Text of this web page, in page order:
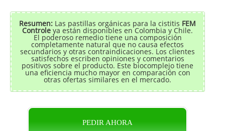
Resumen: Las pastillas orgánicas para la cistitis FEM
Controle ya están disponibles en Colombia y Chile.
El poderoso remedio tiene una composición
completamente natural que no causa efectos
secundarios y otras contraindicaciones. Los clientes
satisfechos escriben opiniones y comentarios
positivos sobre el producto. Este biocomplejo tiene
una eficiencia mucho mayor en comparación con
otras ofertas similares en el mercado.
PEDIR AHORA